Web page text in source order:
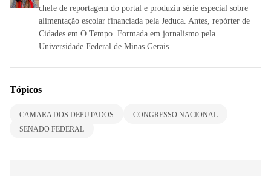
chefe de reportagem do portal e produziu série especial sobre
alimentação escolar financiada pela Jeduca. Antes, repórter de
Cidades em O Tempo. Formada em jornalismo pela
Universidade Federal de Minas Gerais.
Tópicos
CAMARA DOS DEPUTADOS
CONGRESSO NACIONAL
SENADO FEDERAL